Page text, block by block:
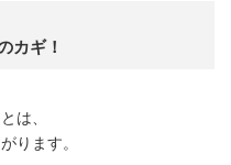
カギ！
は、
ります。